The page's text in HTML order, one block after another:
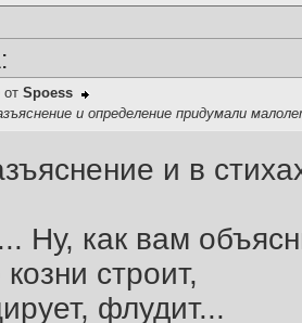
Spoess
и определение придумали
и в
Ну, как вам
козни строит,
флудит...